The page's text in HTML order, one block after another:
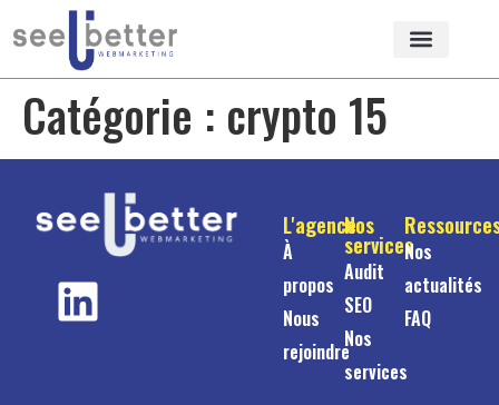
Catégorie : crypto 15
L'agence
À
propos
Nous
rejoindre
Nos
services
Audit
SEO
Nos
services
Nos
actualités
FAQ